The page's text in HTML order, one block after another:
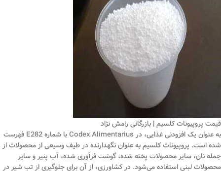
قیمت پروپیونات کلسیم | بازرگانی رامش نژاد
به عنوان یک افزودنی غذایی، در Codex Alimentarius با شماره E282 فهرست
شده است. پروپیونات کلسیم به عنوان نگهدارنده در طیف وسیعی از محصولات از
جمله نان، سایر محصولات پخته شده، گوشت فرآوری شده، آب پنیر و سایر
محصولات لبنی استفاده می‌شود. در کشاورزی، از آن برای جلوگیری از تب شیر در